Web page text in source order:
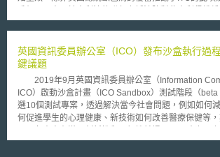
時VIZIO 公司若仍執意要繼續將係爭電視產品進口美
Brinkman表示他們將會利用各種管道對該禁制令抗爭到底。
大廠 VIZIO位於美國加州爾灣（Irvin, California），於
區銷售1.2百萬台高畫質電視，銷售量僅次於當地銷售
(Samsung Electronics) 。VIZIO 公司的高畫質電視皆
科技（AmTRAN）所製造。 船井電機與VIZIO之間的專利訴訟纏鬥始於
2007年3月，船井電機在美國加州中部聯邦地方法院
District Court)控告Vizio等14家公司侵權，並於同年10
英國資訊委員辦公室（ICO）發布沙盒執行過
鍵議題
2019年9月英國資訊委員辦公室（Information
ICO）啟動沙盒計畫（ICO Sandbox）測試階段（
選10個測試專案，透過解決當今社會問題，例如如何
何促進學生的心理健康、新技術如何改善醫療保健等
題，因此ICO持續與各專案溝通，提供其應用現有個